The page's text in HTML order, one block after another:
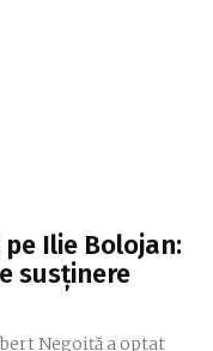
Ilie Bolojan:
susținere
Negoiță a optat